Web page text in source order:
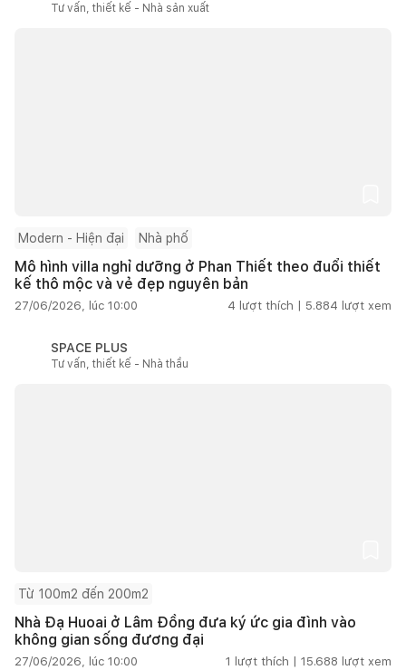
Tư vấn, thiết kế - Nhà sản xuất
Modern - Hiện đại Nhà phố
Mô hình villa nghỉ dưỡng ở Phan Thiết theo đuổi thiết
kế thô mộc và vẻ đẹp nguyên bản
27/06/2026, lúc 10:00 4 lượt thích | 5.884 lượt xem
SPACE PLUS
Tư vấn, thiết kế - Nhà thầu
Từ 100m2 đến 200m2
Nhà Đạ Huoai ở Lâm Đồng đưa ký ức gia đình vào
không gian sống đương đại
27/06/2026, lúc 10:00 1 lượt thích | 15.688 lượt xem